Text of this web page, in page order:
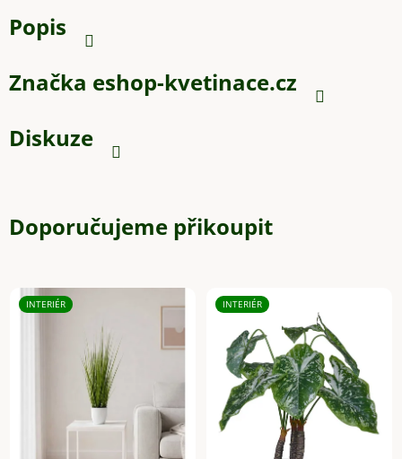
Popis
Značka eshop-kvetinace.cz
Diskuze
Doporučujeme přikoupit
INTERIÉR INTERIÉR